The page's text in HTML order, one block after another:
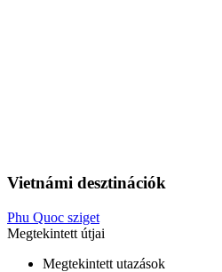
Vietnámi desztinációk
Phu Quoc sziget
Megtekintett útjai
Megtekintett utazások